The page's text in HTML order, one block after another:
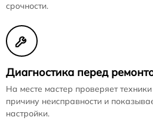
срочности.
Диагностика перед
На месте мастер проверяет
причину неисправности и
настройки.